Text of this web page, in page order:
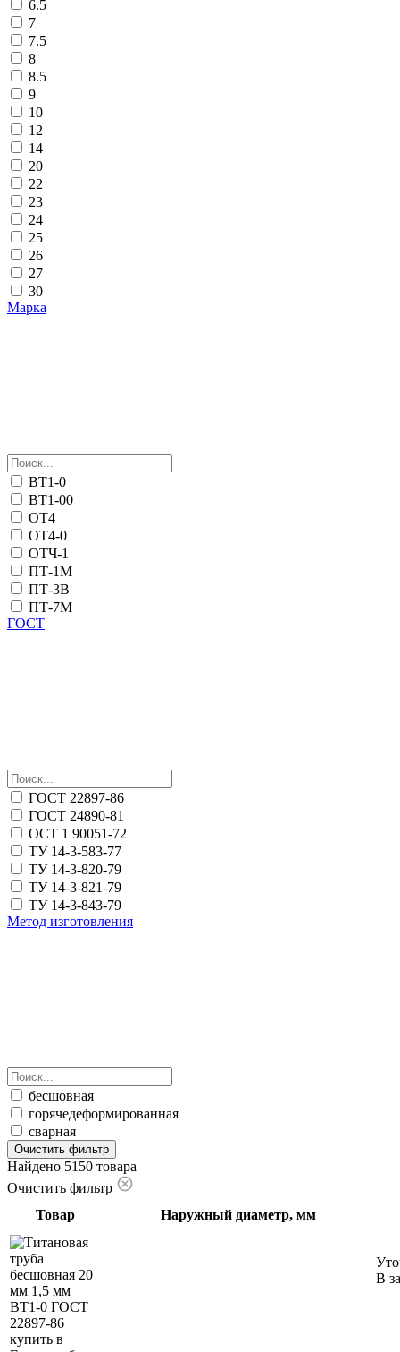
6.5
7
7.5
8
8.5
9
10
12
14
20
22
23
24
25
26
27
30
Марка
ВТ1-0
ВТ1-00
ОТ4
ОТ4-0
ОТЧ-1
ПТ-1М
ПТ-3В
ПТ-7М
ГОСТ
ГОСТ 22897-86
ГОСТ 24890-81
ОСТ 1 90051-72
ТУ 14-3-583-77
ТУ 14-3-820-79
ТУ 14-3-821-79
ТУ 14-3-843-79
Метод изготовления
бесшовная
горячедеформированная
сварная
Очистить фильтр
Найдено 5150 товара
Очистить фильтр
Товар
Наружный диаметр, мм
В